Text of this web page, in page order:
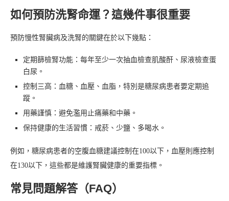
如何預防洗腎命運？這幾件事很重要
預防慢性腎臟病及洗腎的關鍵在於以下幾點：
定期篩檢腎功能：每年至少一次抽血檢查肌酸酐、尿液檢查蛋
白尿。
控制三高：血糖、血壓、血脂，特別是糖尿病患者要定期追
蹤。
用藥謹慎：避免濫用止痛藥和中藥。
保持健康的生活習慣：戒菸、少鹽、多喝水。
例如，糖尿病患者的空腹血糖建議控制在100以下，血壓則應控制
在130以下，這些都是維護腎臟健康的重要指標。
常見問題解答（FAQ）